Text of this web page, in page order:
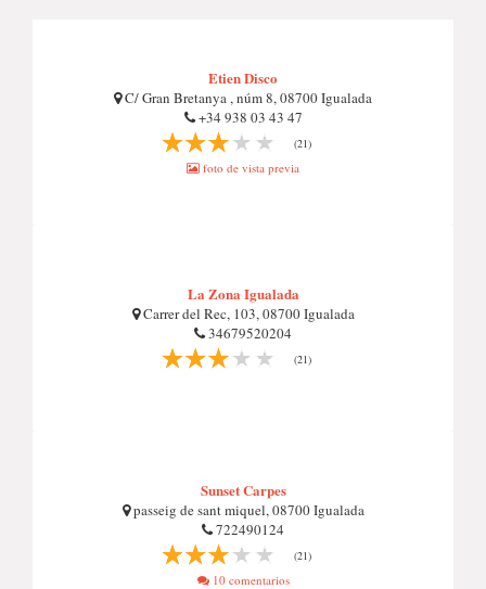
Etien Disco
C/ Gran Bretanya , núm 8, 08700 Igualada
+34 938 03 43 47
(21)
foto de vista previa
La Zona Igualada
Carrer del Rec, 103, 08700 Igualada
34679520204
(21)
Sunset Carpes
passeig de sant miquel, 08700 Igualada
722490124
(21)
10 comentarios